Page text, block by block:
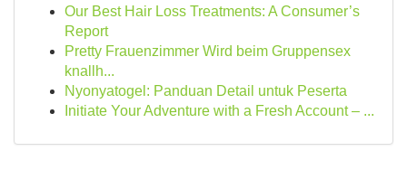
Our Best Hair Loss Treatments: A Consumer’s
Report
Pretty Frauenzimmer Wird beim Gruppensex
knallh...
Nyonyatogel: Panduan Detail untuk Peserta
Initiate Your Adventure with a Fresh Account – ...